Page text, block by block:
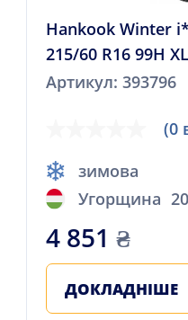
Hankook Winter
215/60 R16 99H XL
Артикул: 393796
(0
зимова
Угорщина
4 851 ₴
ДОКЛАДНІШЕ